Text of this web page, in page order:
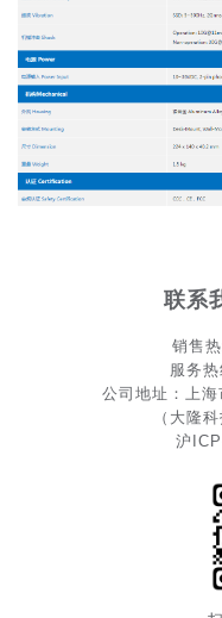
联系
销售热
服务
公司地址：上
（大隆
沪